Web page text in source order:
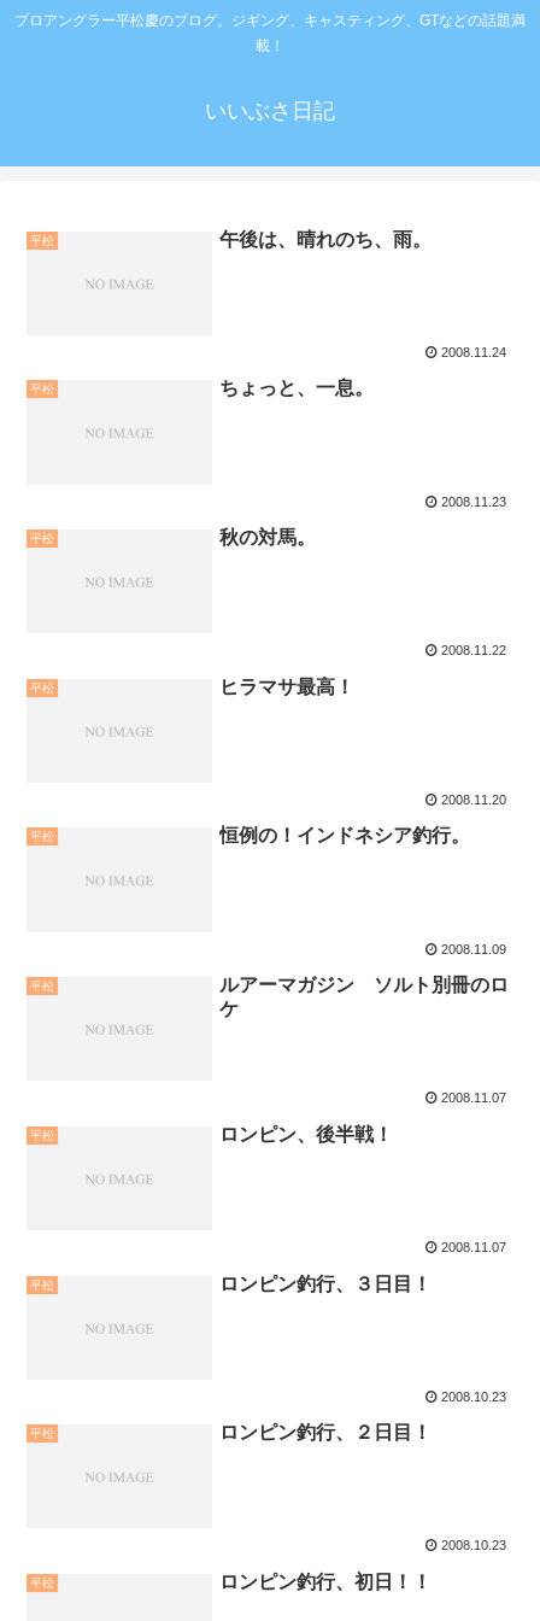
プロアングラー平松慶のブログ。ジギング、キャスティング、GTなどの話題満
載！
いいぶさ日記
平松 午後は、晴れのち、雨。
2008.11.24
平松 ちょっと、一息。
2008.11.23
平松 秋の対馬。
2008.11.22
平松 ヒラマサ最高！
2008.11.20
平松 恒例の！インドネシア釣行。
2008.11.09
平松
ルアーマガジン ソルト別冊のロ
ケ
2008.11.07
平松 ロンピン、後半戦！
2008.11.07
平松 ロンピン釣行、３日目！
2008.10.23
平松 ロンピン釣行、２日目！
2008.10.23
平松 ロンピン釣行、初日！！